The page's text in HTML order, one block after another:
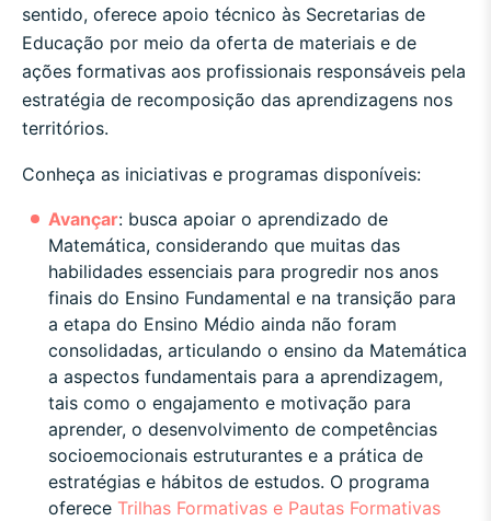
sentido, oferece apoio técnico às Secretarias de
Educação por meio da oferta de materiais e de
ações formativas aos profissionais responsáveis pela
estratégia de recomposição das aprendizagens nos
territórios.
Conheça as iniciativas e programas disponíveis:
Avançar: busca apoiar o aprendizado de
Matemática, considerando que muitas das
habilidades essenciais para progredir nos anos
finais do Ensino Fundamental e na transição para
a etapa do Ensino Médio ainda não foram
consolidadas, articulando o ensino da Matemática
a aspectos fundamentais para a aprendizagem,
tais como o engajamento e motivação para
aprender, o desenvolvimento de competências
socioemocionais estruturantes e a prática de
estratégias e hábitos de estudos. O programa
oferece Trilhas Formativas e Pautas Formativas